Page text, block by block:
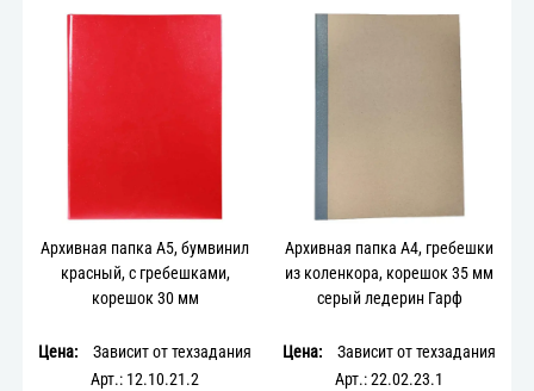
Архивная папка А5, бумвинил
красный, с гребешками,
корешок 30 мм
Цена:
Зависит от техзадания
Арт.: 12.10.21.2
Архивная папка А4, гребешки
из коленкора, корешок 35 мм
серый ледерин Гарф
Цена:
Зависит от техзадания
Арт.: 22.02.23.1